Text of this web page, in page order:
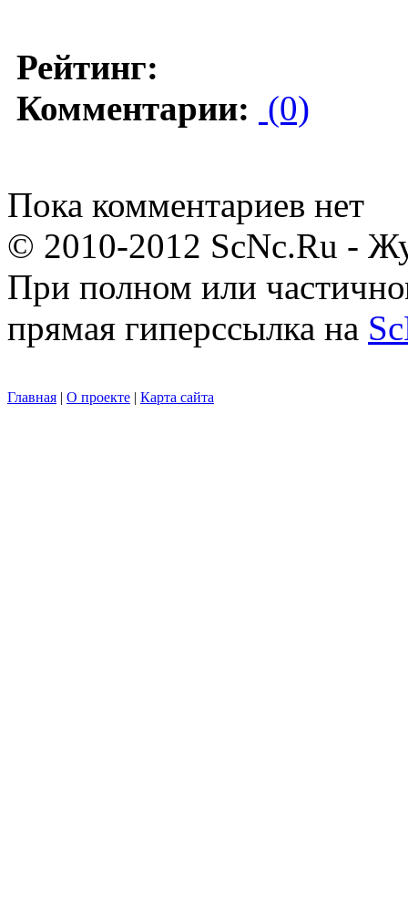
Рейтинг:
Комментарии: (0)
Пока комментариев нет
© 2010-2012 ScNc.Ru -
При полном или
прямая гиперссылка на
Главная | О проекте | Карта сайта